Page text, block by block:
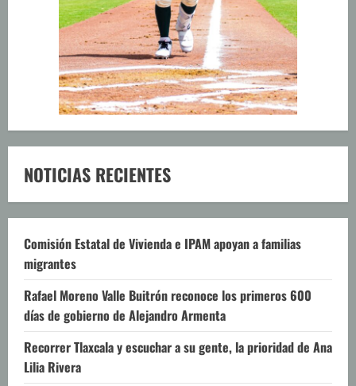
NOTICIAS RECIENTES
Comisión Estatal de Vivienda e IPAM apoyan a familias
migrantes
Rafael Moreno Valle Buitrón reconoce los primeros 600
días de gobierno de Alejandro Armenta
Recorrer Tlaxcala y escuchar a su gente, la prioridad de Ana
Lilia Rivera